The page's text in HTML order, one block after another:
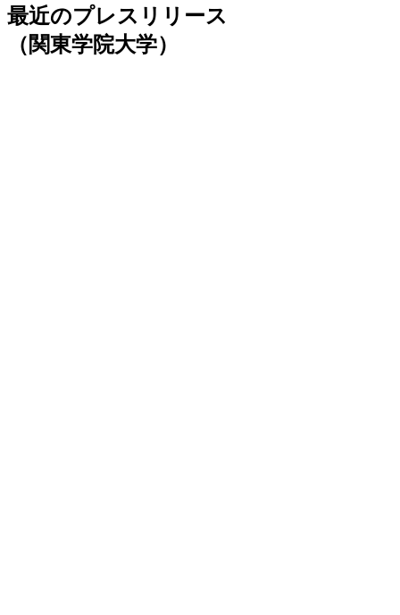
最近のプレスリリース
（関東学院大学）